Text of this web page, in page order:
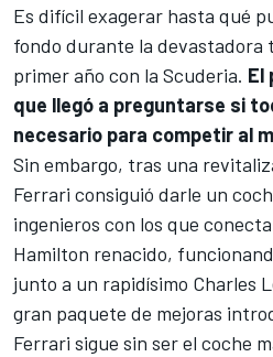
Es difícil exagerar hasta qué
fondo durante la devastadora
primer año con la Scuderia. El
que llegó a preguntarse si
necesario para competir al
Sin embargo, tras una
Ferrari consiguió darle un
ingenieros con los que
Hamilton renacido,
junto a un rapidísimo Charles
gran paquete de mejoras
Ferrari sigue sin ser el coche